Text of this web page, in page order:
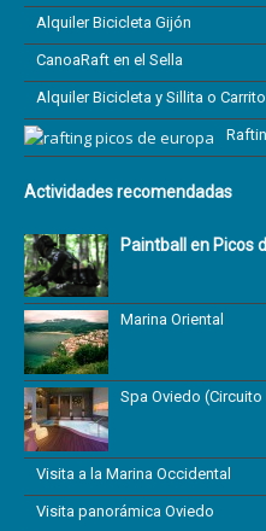
Alquiler Bicicleta Gijón
CanoaRaft en el Sella
Alquiler Bicicleta y Sillita o
Actividades recomendadas
Paintball en Picos
Marina Oriental
Spa Oviedo
Visita a la Marina Occidental
Visita panorámica Oviedo